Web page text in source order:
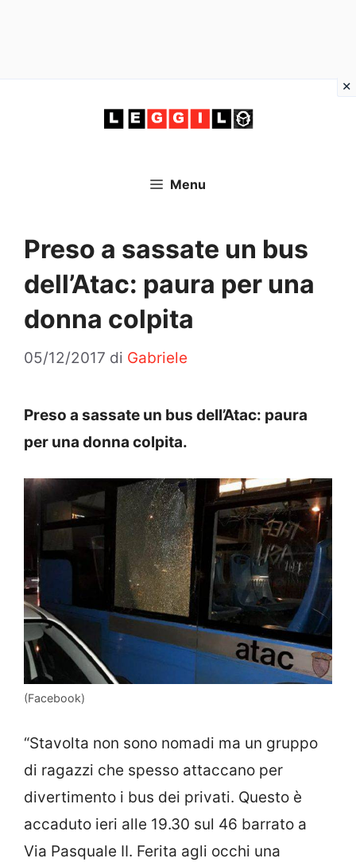
Menu
Preso a sassate un bus
dell’Atac: paura per una
donna colpita
05/12/2017 di Gabriele
Preso a sassate un bus dell’Atac: paura
per una donna colpita.
(Facebook)
“Stavolta non sono nomadi ma un gruppo
di ragazzi che spesso attaccano per
divertimento i bus dei privati. Questo è
accaduto ieri alle 19.30 sul 46 barrato a
Via Pasquale II. Ferita agli occhi una